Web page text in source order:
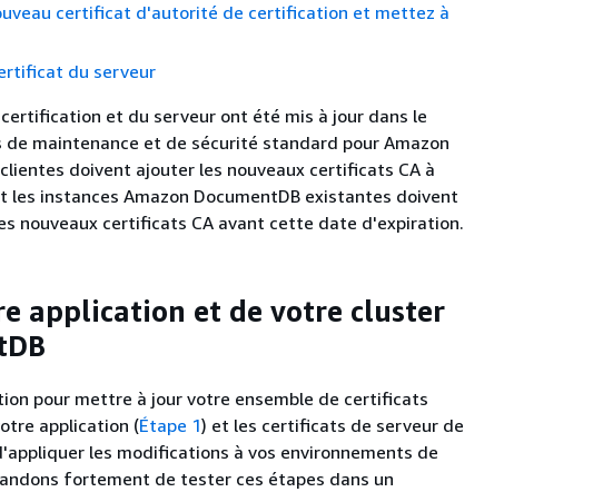
certificat d'autorité de certification et mettez à
du serveur
et du serveur ont été mis à jour dans le
maintenance et de sécurité standard pour Amazon
doivent ajouter les nouveaux certificats CA à
les instances Amazon DocumentDB existantes doivent
nouveaux certificats CA avant cette date d'expiration.
application et de votre cluster
pour mettre à jour votre ensemble de certificats
application (Étape 1) et les certificats de serveur de
les modifications à vos environnements de
fortement de tester ces étapes dans un